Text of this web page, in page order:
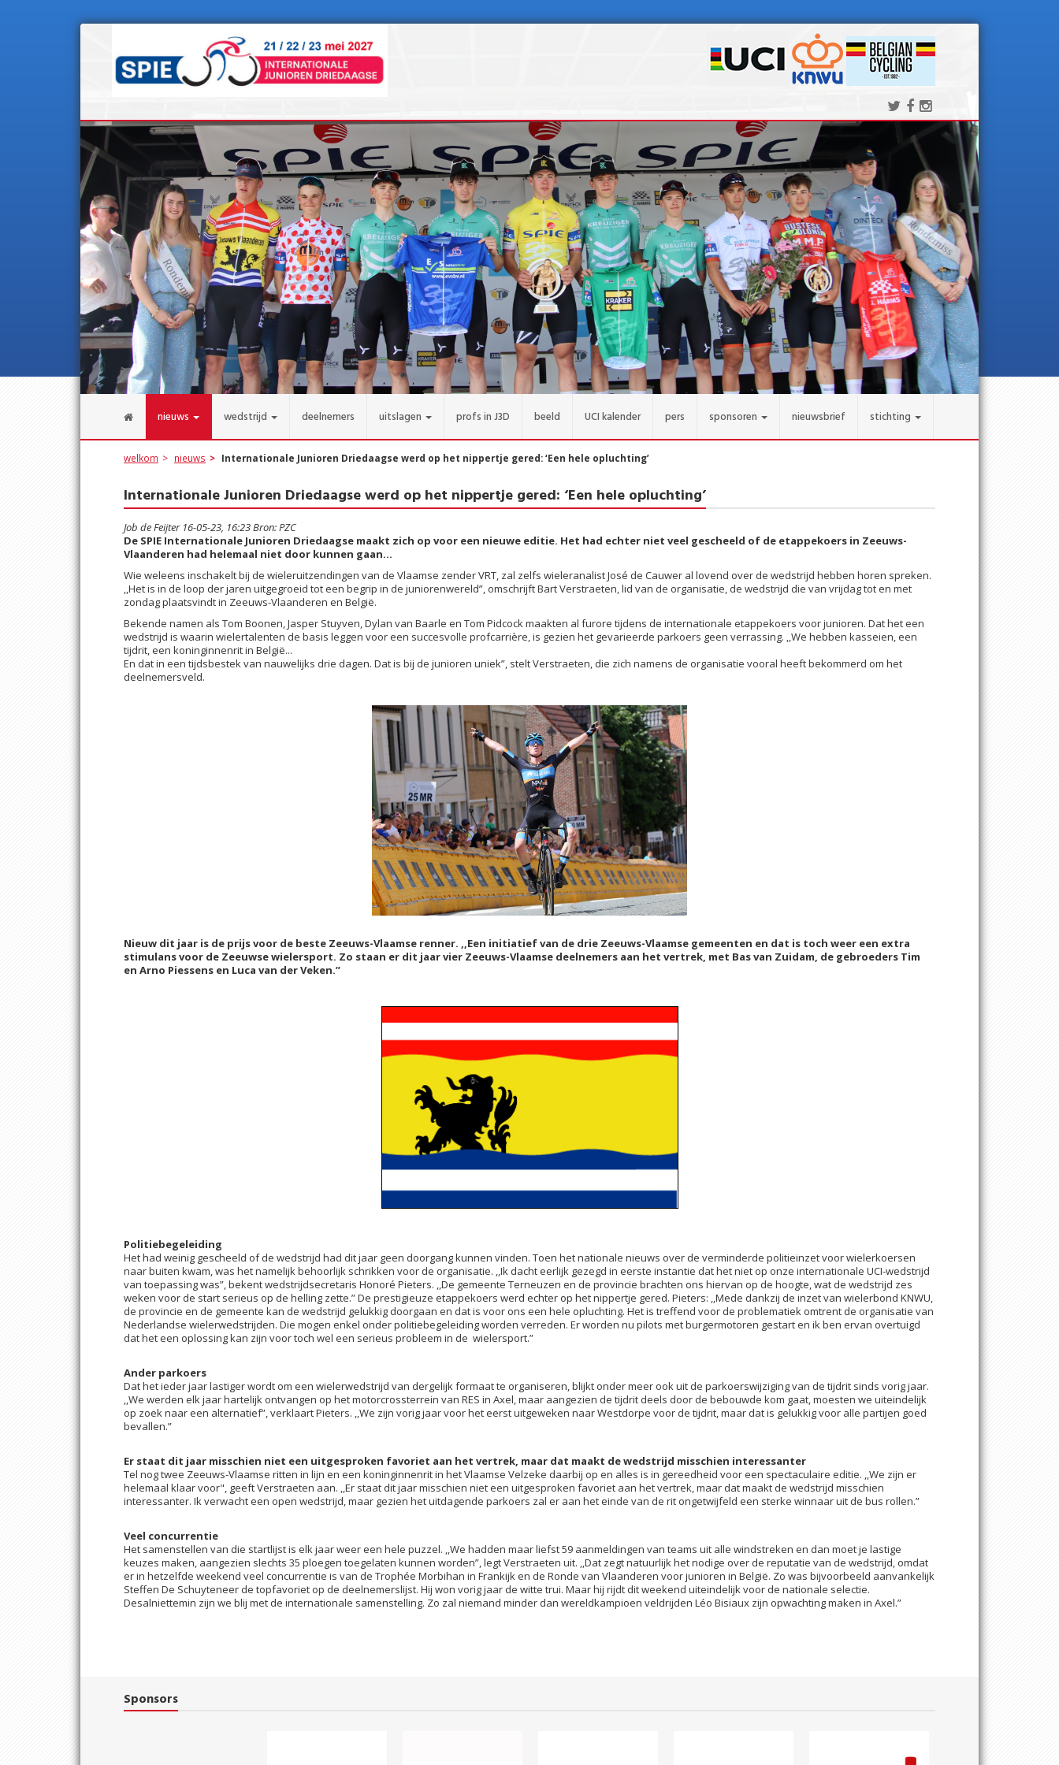
nieuws wedstrijd deelnemers uitslagen profs in J3D beeld UCI kalender pers sponsoren nieuwsbrief stichting
welkom nieuws Internationale Junioren Driedaagse werd op het nippertje gered: ‘Een hele opluchting’
Internationale Junioren Driedaagse werd op het nippertje gered: ‘Een hele opluchting’
Job de Feijter 16-05-23, 16:23 Bron: PZC
De SPIE Internationale Junioren Driedaagse maakt zich op voor een nieuwe editie. Het had echter niet veel gescheeld of de etappekoers in Zeeuws-
Vlaanderen had helemaal niet door kunnen gaan...
Wie weleens inschakelt bij de wieleruitzendingen van de Vlaamse zender VRT, zal zelfs wieleranalist José de Cauwer al lovend over de wedstrijd hebben horen spreken.
,,Het is in de loop der jaren uitgegroeid tot een begrip in de juniorenwereld”, omschrijft Bart Verstraeten, lid van de organisatie, de wedstrijd die van vrijdag tot en met
zondag plaatsvindt in Zeeuws-Vlaanderen en België.
Bekende namen als Tom Boonen, Jasper Stuyven, Dylan van Baarle en Tom Pidcock maakten al furore tijdens de internationale etappekoers voor junioren. Dat het een
wedstrijd is waarin wielertalenten de basis leggen voor een succesvolle profcarrière, is gezien het gevarieerde parkoers geen verrassing. ,,We hebben kasseien, een
tijdrit, een koninginnenrit in België...
En dat in een tijdsbestek van nauwelijks drie dagen. Dat is bij de junioren uniek”, stelt Verstraeten, die zich namens de organisatie vooral heeft bekommerd om het
deelnemersveld.
Nieuw dit jaar is de prijs voor de beste Zeeuws-Vlaamse renner. ,,Een initiatief van de drie Zeeuws-Vlaamse gemeenten en dat is toch weer een extra
stimulans voor de Zeeuwse wielersport. Zo staan er dit jaar vier Zeeuws-Vlaamse deelnemers aan het vertrek, met Bas van Zuidam, de gebroeders Tim
en Arno Piessens en Luca van der Veken.”
Politiebegeleiding
Het had weinig gescheeld of de wedstrijd had dit jaar geen doorgang kunnen vinden. Toen het nationale nieuws over de verminderde politieinzet voor wielerkoersen
naar buiten kwam, was het namelijk behoorlijk schrikken voor de organisatie. ,,Ik dacht eerlijk gezegd in eerste instantie dat het niet op onze internationale UCI-wedstrijd
van toepassing was”, bekent wedstrijdsecretaris Honoré Pieters. ,,De gemeente Terneuzen en de provincie brachten ons hiervan op de hoogte, wat de wedstrijd zes
weken voor de start serieus op de helling zette.” De prestigieuze etappekoers werd echter op het nippertje gered. Pieters: ,,Mede dankzij de inzet van wielerbond KNWU,
de provincie en de gemeente kan de wedstrijd gelukkig doorgaan en dat is voor ons een hele opluchting. Het is treffend voor de problematiek omtrent de organisatie van
Nederlandse wielerwedstrijden. Die mogen enkel onder politiebegeleiding worden verreden. Er worden nu pilots met burgermotoren gestart en ik ben ervan overtuigd
dat het een oplossing kan zijn voor toch wel een serieus probleem in de wielersport.”
Ander parkoers
Dat het ieder jaar lastiger wordt om een wielerwedstrijd van dergelijk formaat te organiseren, blijkt onder meer ook uit de parkoerswijziging van de tijdrit sinds vorig jaar.
,,We werden elk jaar hartelijk ontvangen op het motorcrossterrein van RES in Axel, maar aangezien de tijdrit deels door de bebouwde kom gaat, moesten we uiteindelijk
op zoek naar een alternatief”, verklaart Pieters. ,,We zijn vorig jaar voor het eerst uitgeweken naar Westdorpe voor de tijdrit, maar dat is gelukkig voor alle partijen goed
bevallen.”
Er staat dit jaar misschien niet een uitgesproken favoriet aan het vertrek, maar dat maakt de wedstrijd misschien interessanter
Tel nog twee Zeeuws-Vlaamse ritten in lijn en een koninginnenrit in het Vlaamse Velzeke daarbij op en alles is in gereedheid voor een spectaculaire editie. ,,We zijn er
helemaal klaar voor", geeft Verstraeten aan. ,,Er staat dit jaar misschien niet een uitgesproken favoriet aan het vertrek, maar dat maakt de wedstrijd misschien
interessanter. Ik verwacht een open wedstrijd, maar gezien het uitdagende parkoers zal er aan het einde van de rit ongetwijfeld een sterke winnaar uit de bus rollen.”
Veel concurrentie
Het samenstellen van die startlijst is elk jaar weer een hele puzzel. ,,We hadden maar liefst 59 aanmeldingen van teams uit alle windstreken en dan moet je lastige
keuzes maken, aangezien slechts 35 ploegen toegelaten kunnen worden”, legt Verstraeten uit. ,,Dat zegt natuurlijk het nodige over de reputatie van de wedstrijd, omdat
er in hetzelfde weekend veel concurrentie is van de Trophée Morbihan in Frankijk en de Ronde van Vlaanderen voor junioren in België. Zo was bijvoorbeeld aanvankelijk
Steffen De Schuyteneer de topfavoriet op de deelnemerslijst. Hij won vorig jaar de witte trui. Maar hij rijdt dit weekend uiteindelijk voor de nationale selectie.
Desalniettemin zijn we blij met de internationale samenstelling. Zo zal niemand minder dan wereldkampioen veldrijden Léo Bisiaux zijn opwachting maken in Axel.”
Sponsors